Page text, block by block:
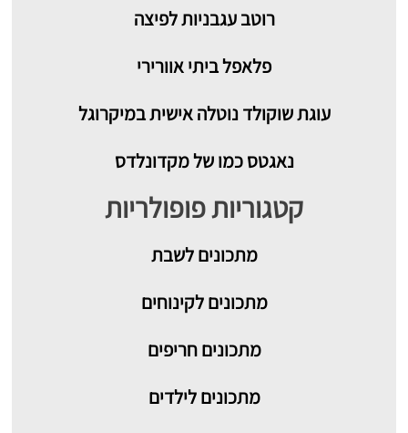
רוטב עגבניות לפיצה
פלאפל ביתי אוורירי
עוגת שוקולד נוטלה אישית במיקרוגל
נאגטס כמו של מקדונלדס
קטגוריות פופולריות
מתכוניםלשבת
מתכונים לקינוחים
מתכונים חריפים
מתכונים לילדים